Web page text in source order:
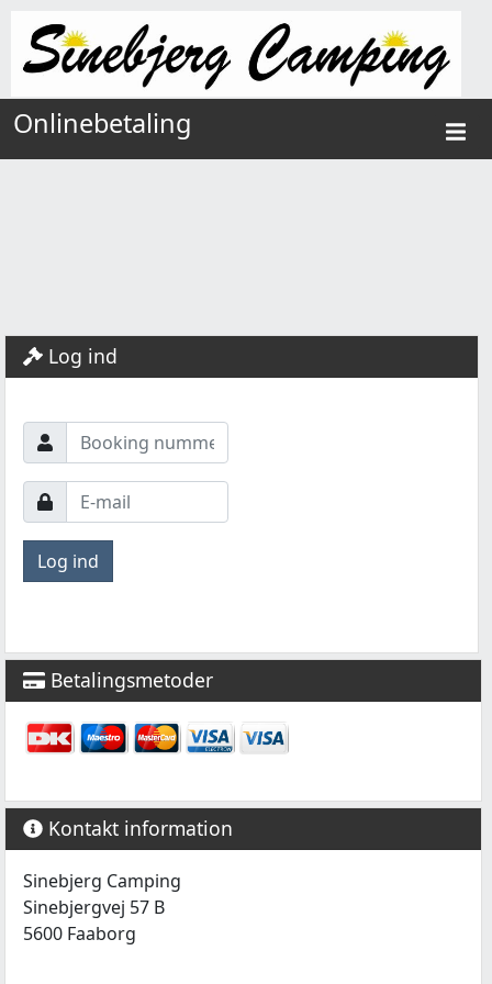
Onlinebetaling
Log ind
Betalingsmetoder
Kontakt information
Sinebjerg Camping
Sinebjergvej 57 B
5600 Faaborg